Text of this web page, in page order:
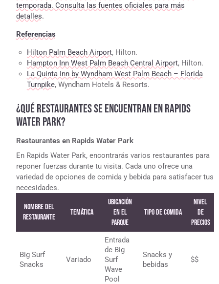
temporada. Consulta las fuentes oficiales para más
detalles.
Referencias
Hilton Palm Beach Airport, Hilton.
Hampton Inn West Palm Beach Central Airport, Hilton.
La Quinta Inn by Wyndham West Palm Beach – Florida
Turnpike, Wyndham Hotels & Resorts.
¿QUÉ RESTAURANTES SE ENCUENTRAN EN RAPIDS
WATER PARK?
Restaurantes en Rapids Water Park
En Rapids Water Park, encontrarás varios restaurantes para
reponer fuerzas durante tu visita. Cada uno ofrece una
variedad de opciones de comida y bebida para satisfacer tus
necesidades.
Nombre del
Restaurante
Temática
Ubicación
en el
Parque
Tipo de Comida
Nivel
de
Precios
Big Surf
Snacks
Variado
Entrada
de Big
Surf
Wave
Pool
Snacks y
bebidas
$$